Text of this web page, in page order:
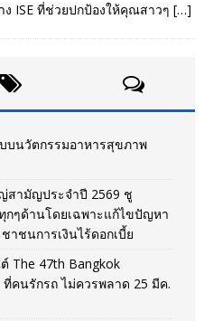
ISE ที่ช่วยปกป้องให้คุณสาวๆ […]
บนวัตกรรมอาหารสุขภาพ
สามัญประจำปี 2569 ชู
ๆด้านโดยเฉพาะแก้ไขปัญหา
าชนการเงินไร้ดอกเบี้ย
The 47th Bangkok
คนรักรถ ไม่ควรพลาด 25 มีค.